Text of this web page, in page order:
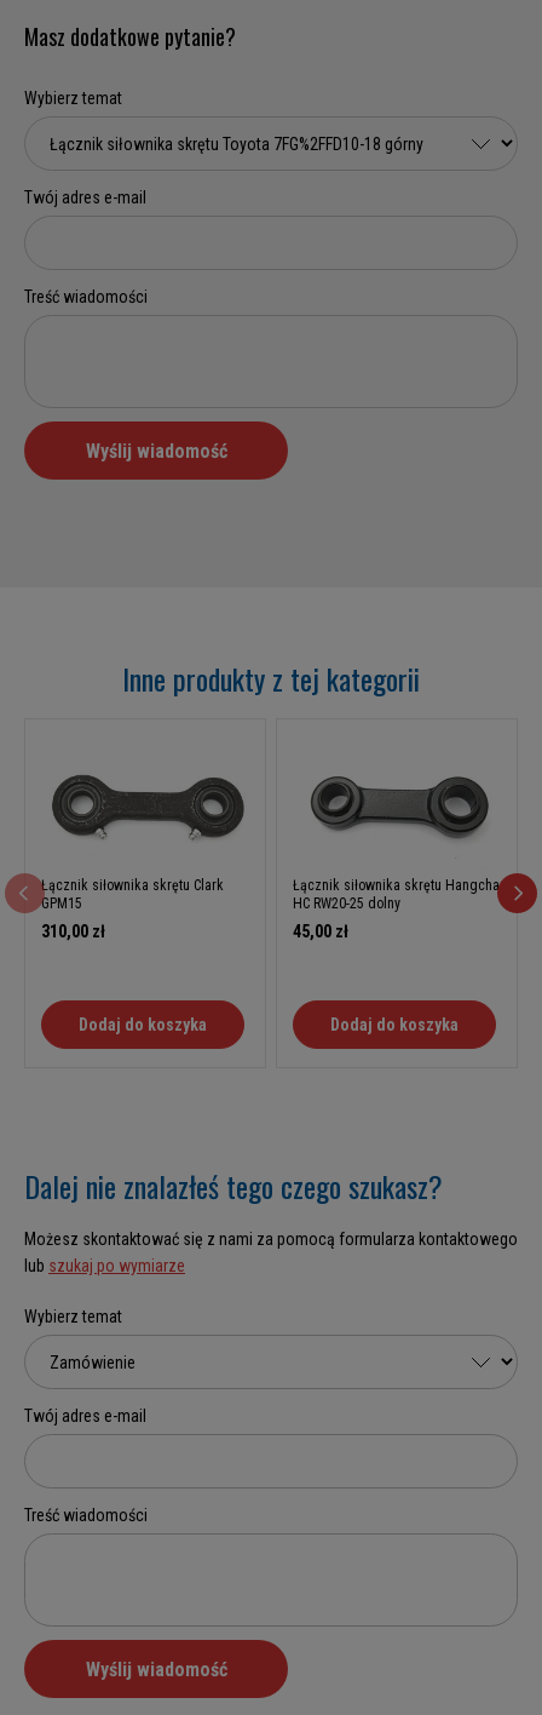
Masz dodatkowe pytanie?
Inne produkty z tej kategorii
Łącznik siłownika skrętu Clark
GPM15
310,00 zł
Dodaj do koszyka
Łącznik siłownika skrętu Hangcha
HC RW20-25 dolny
45,00 zł
Dodaj do koszyka
Dalej nie znalazłeś tego czego szukasz?
Możesz skontaktować się z nami za pomocą formularza kontaktowego
lub szukaj po wymiarze